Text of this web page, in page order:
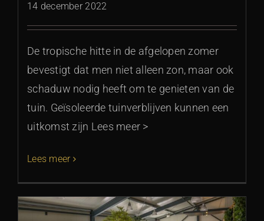
14 december 2022
De tropische hitte in de afgelopen zomer
bevestigt dat men niet alleen zon, maar ook
schaduw nodig heeft om te genieten van de
tuin. Geïsoleerde tuinverblijven kunnen een
uitkomst zijn Lees meer >
Lees meer